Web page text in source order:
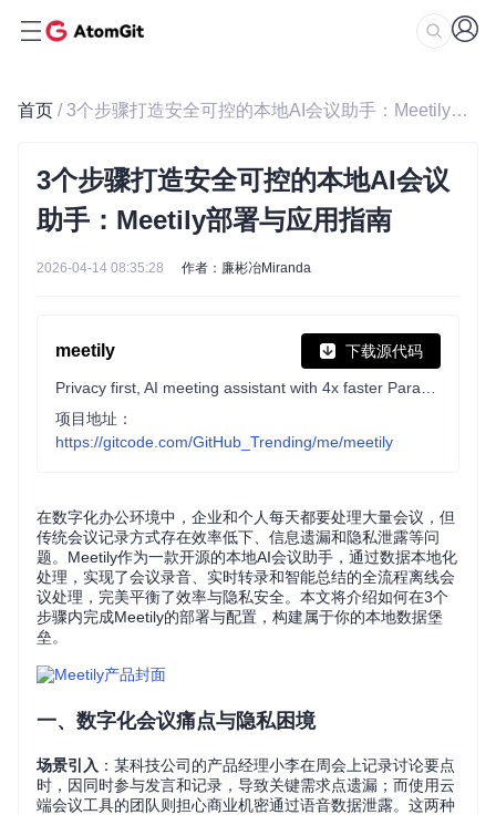
首页 / 3个步骤打造安全可控的本地AI会议助手：Meetily部署与应用指南
3个步骤打造安全可控的本地AI会议
助手：Meetily部署与应用指南
2026-04-14 08:35:28 作者：廉彬冶Miranda
meetily 下载源代码
项目地址：
https://gitcode.com/GitHub_Trending/me/meetily
在数字化办公环境中，企业和个人每天都要处理大量会议，但
传统会议记录方式存在效率低下、信息遗漏和隐私泄露等问
题。Meetily作为一款开源的本地AI会议助手，通过数据本地化
处理，实现了会议录音、实时转录和智能总结的全流程离线会
议处理，完美平衡了效率与隐私安全。本文将介绍如何在3个
步骤内完成Meetily的部署与配置，构建属于你的本地数据堡
垒。
一、数字化会议痛点与隐私困境
场景引入 ：某科技公司的产品经理小李在周会上记录讨论要点
时，因同时参与发言和记录，导致关键需求点遗漏；而使用云
端会议工具的团队则担心商业机密通过语音数据泄露。这两种